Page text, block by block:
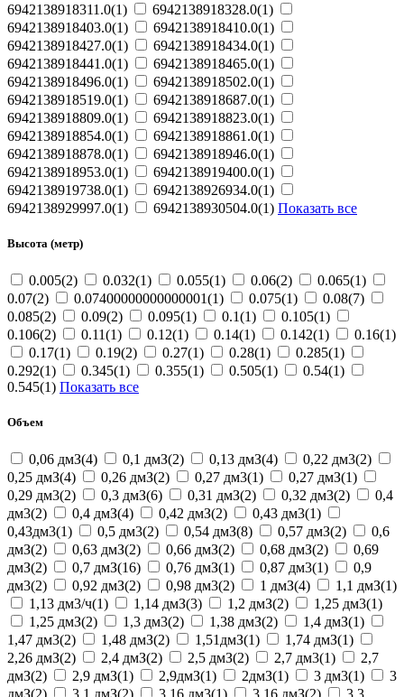
6942138918311.0(1)
6942138918328.0(1)
6942138918403.0(1)
6942138918410.0(1)
6942138918427.0(1)
6942138918434.0(1)
6942138918441.0(1)
6942138918465.0(1)
6942138918496.0(1)
6942138918502.0(1)
6942138918519.0(1)
6942138918687.0(1)
6942138918809.0(1)
6942138918823.0(1)
6942138918854.0(1)
6942138918861.0(1)
6942138918878.0(1)
6942138918946.0(1)
6942138918953.0(1)
6942138919400.0(1)
6942138919738.0(1)
6942138926934.0(1)
6942138929997.0(1)
6942138930504.0(1) Показать все
Высота (метр)
0.005(2) 0.032(1) 0.055(1) 0.06(2)
0.065(1)
0.07(2)
0.07400000000000001(1) 0.075(1)
0.08(7)
0.085(2)
0.09(2) 0.095(1) 0.1(1)
0.105(1)
0.106(2)
0.11(1) 0.12(1) 0.14(1) 0.142(1)
0.16(1)
0.17(1)
0.19(2) 0.27(1) 0.28(1)
0.285(1)
0.292(1)
0.345(1) 0.355(1) 0.505(1)
0.54(1)
0.545(1) Показать все
Объем
0,06 дмЗ(4) 0,1 дмЗ(2) 0,13 дмЗ(4)
0,22 дм3(2)
0,25 дмЗ(4)
0,26 дмЗ(2) 0,27 дм3(1)
0,27 дмЗ(1)
0,29 дм3(2)
0,3 дмЗ(6) 0,31 дмЗ(2) 0,32 дм3(2)
0,4
дм3(2)
0,4 дмЗ(4) 0,42 дмЗ(2)
0,43 дм3(1)
0,43дм3(1)
0,5 дм3(2) 0,54 дмЗ(8) 0,57 дмЗ(2)
0,6
дмЗ(2)
0,63 дмЗ(2) 0,66 дмЗ(2) 0,68 дмЗ(2)
0,69
дмЗ(2)
0,7 дмЗ(16) 0,76 дмЗ(1) 0,87 дм3(1)
0,9
дм3(2)
0,92 дмЗ(2) 0,98 дм3(2) 1 дмЗ(4)
1,1 дмЗ(1)
1,13 дм3/ч(1)
1,14 дмЗ(3) 1,2 дмЗ(2)
1,25 дм3(1)
1,25 дмЗ(2)
1,3 дм3(2) 1,38 дмЗ(2)
1,4 дмЗ(1)
1,47 дм3(2)
1,48 дмЗ(2) 1,51дмЗ(1)
1,74 дмЗ(1)
2,26 дмЗ(2)
2,4 дмЗ(2) 2,5 дмЗ(2) 2,7 дм3(1)
2,7
дмЗ(2)
2,9 дмЗ(1) 2,9дмЗ(1) 2дмЗ(1) 3 дм3(1)
3